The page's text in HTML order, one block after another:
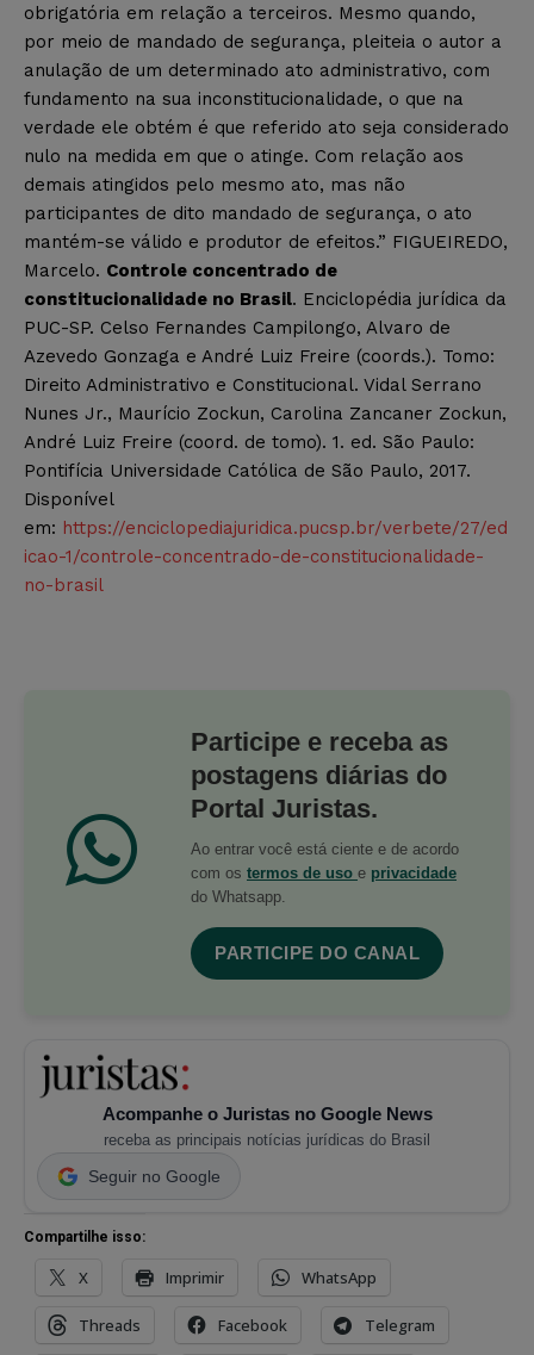
obrigatória em relação a terceiros. Mesmo quando,
por meio de mandado de segurança, pleiteia o autor a
anulação de um determinado ato administrativo, com
fundamento na sua inconstitucionalidade, o que na
verdade ele obtém é que referido ato seja considerado
nulo na medida em que o atinge. Com relação aos
demais atingidos pelo mesmo ato, mas não
participantes de dito mandado de segurança, o ato
mantém-se válido e produtor de efeitos.” FIGUEIREDO,
Marcelo. Controle concentrado de
constitucionalidade no Brasil. Enciclopédia jurídica da
PUC-SP. Celso Fernandes Campilongo, Alvaro de
Azevedo Gonzaga e André Luiz Freire (coords.). Tomo:
Direito Administrativo e Constitucional. Vidal Serrano
Nunes Jr., Maurício Zockun, Carolina Zancaner Zockun,
André Luiz Freire (coord. de tomo). 1. ed. São Paulo:
Pontifícia Universidade Católica de São Paulo, 2017.
Disponível
em: https://enciclopediajuridica.pucsp.br/verbete/27/ed
icao-1/controle-concentrado-de-constitucionalidade-
no-brasil
Participe e receba as
postagens diárias do
Portal Juristas.
Ao entrar você está ciente e de acordo
com os termos de uso e privacidade
do Whatsapp.
PARTICIPE DO CANAL
Acompanhe o Juristas no Google News
receba as principais notícias jurídicas do Brasil
Seguir no Google
Compartilhe isso:
X Imprimir WhatsApp
Threads Facebook Telegram